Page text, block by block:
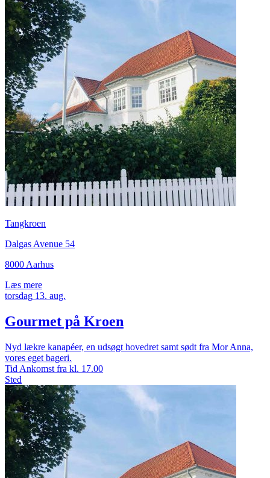
Tangkroen
Dalgas Avenue 54
8000 Aarhus
Læs mere
torsdag 13. aug.
Gourmet på Kroen
Nyd lækre kanapéer, en udsøgt hovedret samt sødt fra Mor Anna,
vores eget bageri.
Tid Ankomst fra kl. 17.00
Sted